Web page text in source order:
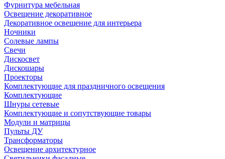
Фурнитура мебельная
Освещение декоративное
Декоративное освещение для интерьера
Ночники
Солевые лампы
Свечи
Дискосвет
Дискошары
Проекторы
Комплектующие для праздничного освещения
Комплектующие
Шнуры сетевые
Комплектующие и сопутствующие товары
Модули и матрицы
Пульты ДУ
Трансформаторы
Освещение архитектурное